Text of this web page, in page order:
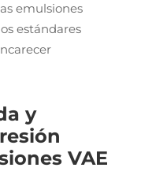
emulsiones
estándares
y
VAE